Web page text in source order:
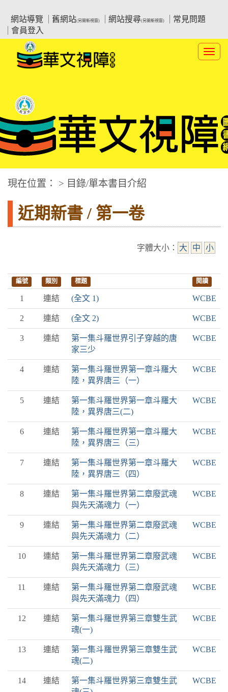
要
網站導覽
舊網站(另開新視窗) 網站搜尋(另開新視窗)
常見問題
會員登入
:::中央區塊
華文視障電子圖書網
現在位置： > 目錄/單本書目介紹
近期新書 / 第一卷
字體大小： 大 中 小
編號 類別 標題 閱讀
1 連結 (全文 1) WCBE
2 連結 (全文 2) WCBE
3 連結
第一集斗羅世界引子穿越的唐
家三少
WCBE
4 連結
第一集斗羅世界第一章斗羅大
陸，異界唐三（一）
WCBE
5 連結
第一集斗羅世界第一章斗羅大
陸，異界唐三(二)
WCBE
6 連結
第一集斗羅世界第一章斗羅大
陸，異界唐三（三）
WCBE
7 連結
第一集斗羅世界第一章斗羅大
陸，異界唐三（四）
WCBE
8 連結
第一集斗羅世界第二章廢武魂
與先天滿魂力（一）
WCBE
9 連結
第一集斗羅世界第二章廢武魂
與先天滿魂力（二）
WCBE
10 連結
第一集斗羅世界第二章廢武魂
與先天滿魂力（三）
WCBE
11 連結
第一集斗羅世界第二章廢武魂
與先天滿魂力（四）
WCBE
12 連結
第一集斗羅世界第三章雙生武
魂(一)
WCBE
13 連結
第一集斗羅世界第三章雙生武
魂(二)
WCBE
14 連結
第一集斗羅世界第三章雙生武
WCBE